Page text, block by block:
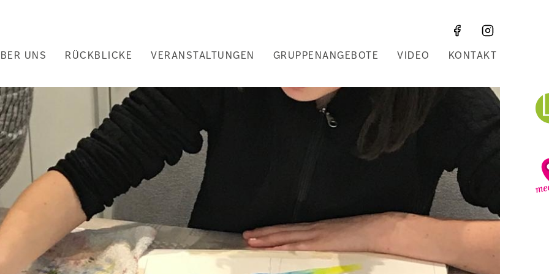
UNS RÜCKBLICKE VERANSTALTUNGEN GRUPPENANGEBOTE VIDEO KONTAKT